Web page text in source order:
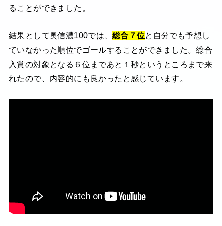
ることができました。
結果として奥信濃100では、 総合７位と自分でも予想し
ていなかった順位でゴールすることができました。総合
入賞の対象となる６位まであと１秒というところまで来
れたので、内容的にも良かったと感じています。